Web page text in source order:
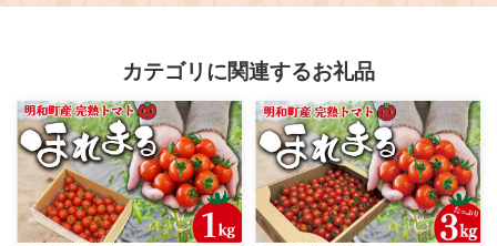
選 舞岳の里 長崎県 島原市 ふるさ
カテゴリに関連するお礼品